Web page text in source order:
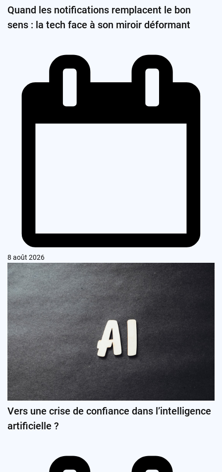
Quand les notifications remplacent le bon
sens : la tech face à son miroir déformant
8 août 2026
Vers une crise de confiance dans l’intelligence
artificielle ?